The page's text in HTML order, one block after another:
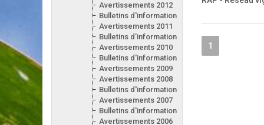
Avertissements 2012
Bulletins d'information 2012
Avertissements 2011
Bulletins d’information 2011
Avertissements 2010
Bulletins d'information 2010
Avertissements 2009
Avertissements 2008
Bulletins d'information 2008
Avertissements 2007
Bulletins d'information 2007
Avertissements 2006
1